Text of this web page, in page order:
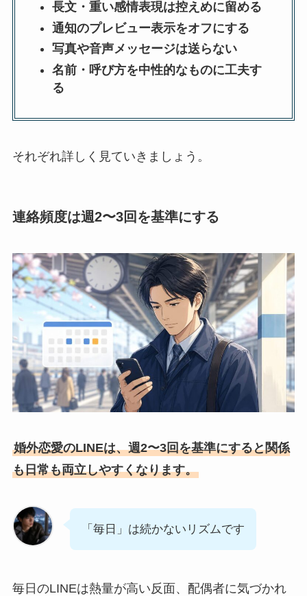
長文・重い感情表現は控えめに留める
通知のプレビュー表示をオフにする
写真や音声メッセージは送らない
名前・呼び方を中性的なものに工夫す
る
それぞれ詳しく見ていきましょう。
連絡頻度は週2〜3回を基準にする
婚外恋愛のLINEは、週2〜3回を基準にすると関係
も日常も両立しやすくなります。
「毎日」は続かないリズムです
毎日のLINEは熱量が高い反面、配偶者に気づかれ